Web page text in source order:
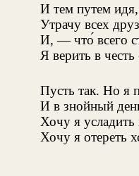
И тем путем
Утрачу всех
И, — что́ всего
Я верить в
Пусть так. Но я
И в знойный
Хочу я усладить
Хочу я отереть